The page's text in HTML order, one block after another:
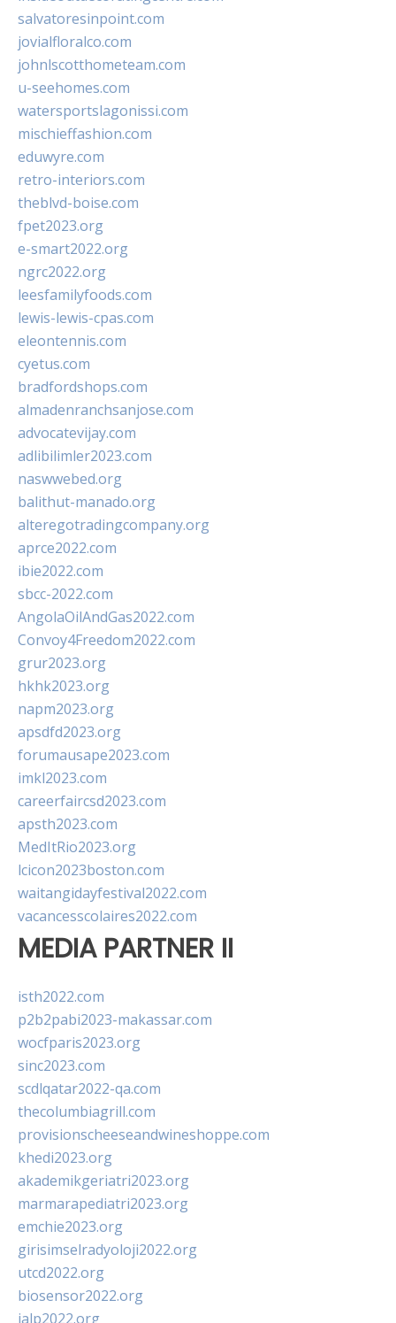
salvatoresinpoint.com
jovialfloralco.com
johnlscotthometeam.com
u-seehomes.com
watersportslagonissi.com
mischieffashion.com
eduwyre.com
retro-interiors.com
theblvd-boise.com
fpet2023.org
e-smart2022.org
ngrc2022.org
leesfamilyfoods.com
lewis-lewis-cpas.com
eleontennis.com
cyetus.com
bradfordshops.com
almadenranchsanjose.com
advocatevijay.com
adlibilimler2023.com
naswwebed.org
balithut-manado.org
alteregotradingcompany.org
aprce2022.com
ibie2022.com
sbcc-2022.com
AngolaOilAndGas2022.com
Convoy4Freedom2022.com
grur2023.org
hkhk2023.org
napm2023.org
apsdfd2023.org
forumausape2023.com
imkl2023.com
careerfaircsd2023.com
apsth2023.com
MedItRio2023.org
lcicon2023boston.com
waitangidayfestival2022.com
vacancesscolaires2022.com
MEDIA PARTNER II
isth2022.com
p2b2pabi2023-makassar.com
wocfparis2023.org
sinc2023.com
scdlqatar2022-qa.com
thecolumbiagrill.com
provisionscheeseandwineshoppe.com
khedi2023.org
akademikgeriatri2023.org
marmarapediatri2023.org
emchie2023.org
girisimselradyoloji2022.org
utcd2022.org
biosensor2022.org
ialp2022.org